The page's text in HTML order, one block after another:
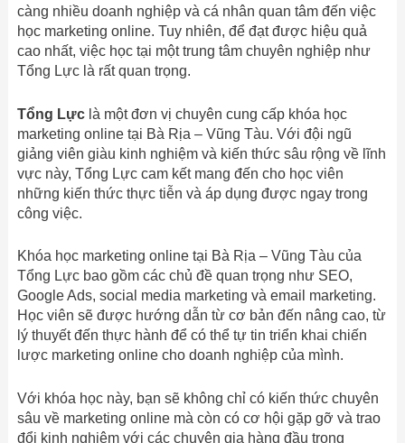
càng nhiều doanh nghiệp và cá nhân quan tâm đến việc
học marketing online. Tuy nhiên, để đạt được hiệu quả
cao nhất, việc học tại một trung tâm chuyên nghiệp như
Tổng Lực là rất quan trọng.
Tổng Lựclà một đơn vị chuyên cung cấp khóa học
marketing online tại Bà Rịa – Vũng Tàu. Với đội ngũ
giảng viên giàu kinh nghiệm và kiến thức sâu rộng về lĩnh
vực này, Tổng Lực cam kết mang đến cho học viên
những kiến thức thực tiễn và áp dụng được ngay trong
công việc.
Khóa học marketing online tại Bà Rịa – Vũng Tàu của
Tổng Lực bao gồm các chủ đề quan trọng như SEO,
Google Ads, social media marketing và email marketing.
Học viên sẽ được hướng dẫn từ cơ bản đến nâng cao, từ
lý thuyết đến thực hành để có thể tự tin triển khai chiến
lược marketing online cho doanh nghiệp của mình.
Với khóa học này, bạn sẽ không chỉ có kiến thức chuyên
sâu về marketing online mà còn có cơ hội gặp gỡ và trao
đổi kinh nghiệm với các chuyên gia hàng đầu trong